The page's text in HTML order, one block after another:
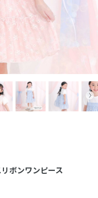
ボンワンピース